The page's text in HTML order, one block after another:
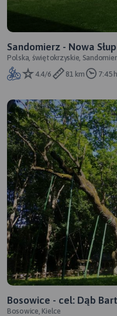
Sandomierz - Nowa
Polska, świętokrzyskie,
4.4/6
81 km 7:45 h
Bosowice - cel: Dąb
Bosowice, Kielce